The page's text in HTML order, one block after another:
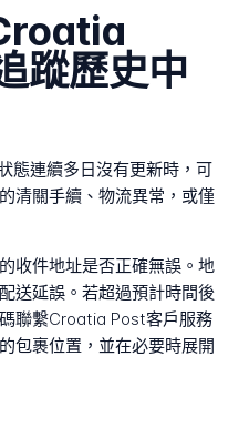
蹤歷史中
態連續多日沒有更新時，可
清關手續、物流異常，或僅
收件地址是否正確無誤。地
送延誤。若超過預計時間後
聯繫Croatia Post客戶服務
包裹位置，並在必要時展開